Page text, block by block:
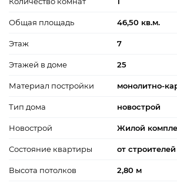
Общая площадь 46,50 кв.м.
Этаж 7
Этажей в доме 25
Материал постройки монолитно-
Тип дома новострой
Новострой Жилой
Состояние квартиры от строителей
Высота потолков 2,80 м